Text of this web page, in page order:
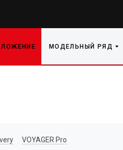
МОДЕЛЬНЫЙ РЯД
VOYAGER Pro